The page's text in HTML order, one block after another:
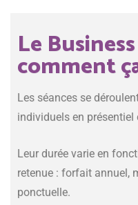
Le
comment
Les séances se
individuels en présentiel
Leur durée varie en
retenue : forfait annuel,
ponctuelle.